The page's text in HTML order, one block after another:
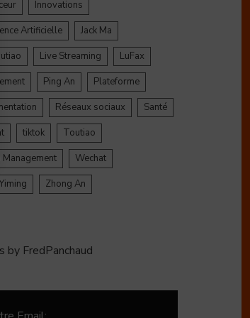
Innovations
Artificielle
Jack Ma
Live Streaming
LuFax
Ping An
Plateforme
Réseaux sociaux
Santé
tiktok
Toutiao
Management
Wechat
Zhong An
by FredPanchaud